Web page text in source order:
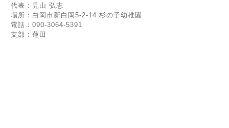
代表：見山 弘志
場所：白岡市新白岡5-2-14 杉の子幼稚園
電話：090-3064-5391
支部：蓮田